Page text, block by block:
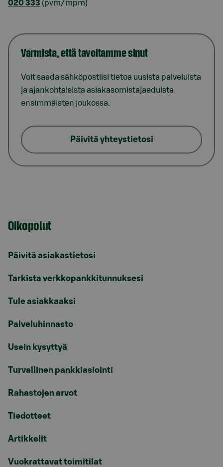
020 333 (pvm/mpm)
Varmista, että tavoitamme sinut
Voit saada sähköpostiisi tietoa uusista palveluista
ja ajankohtaisista asiakasomistajaeduista
ensimmäisten joukossa.
Päivitä yhteystietosi
Oikopolut
Päivitä asiakastietosi
Tarkista verkkopankkitunnuksesi
Tule asiakkaaksi
Palveluhinnasto
Usein kysyttyä
Turvallinen pankkiasiointi
Rahastojen arvot
Tiedotteet
Artikkelit
Vuokrattavat toimitilat